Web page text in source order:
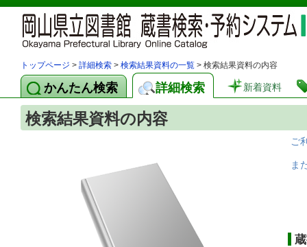
トップページ > 詳細検索 > 検索結果資料の一覧 > 検索結果資料の内容
かんたん検索 詳細検索 新着資料
検索結果資料の内容
ご
ま